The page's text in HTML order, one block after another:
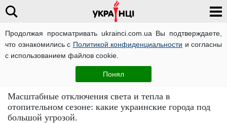
Продолжая просматривать ukrainci.com.ua Вы подтверждаете,
что ознакомились с Политикой конфиденциальности и согласны
с использованием файлов cookie.
Понял
Большие новости
Без отопления и в темноте: какие города
Украины под максимальной угрозой
Масштабные отключения света и тепла в
отопительном сезоне: какие украинские города под
большой угрозой.